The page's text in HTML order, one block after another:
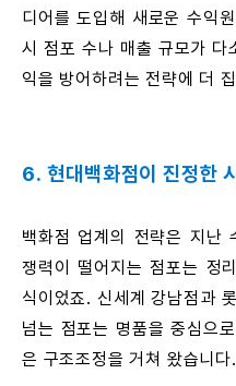
디어를 도입해 새로운 수익
시 점포 수나 매출 규모가 다
익을 방어하려는 전략에 더
6. 현대백화점이 진정한
백화점 업계의 전략은 지난
쟁력이 떨어지는 점포는 정
식이었죠. 신세계 강남점과
넘는 점포는 명품을 중심으
은 구조조정을 거쳐 왔습니다.